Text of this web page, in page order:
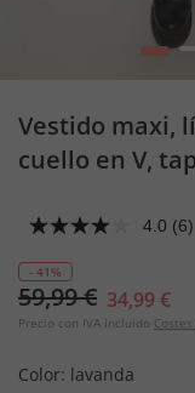
Vestido maxi,
cuello en V,
4.0 (6)
- 41%
59,99 € 34,99 €
Precio con IVA incluido
Color: lavanda